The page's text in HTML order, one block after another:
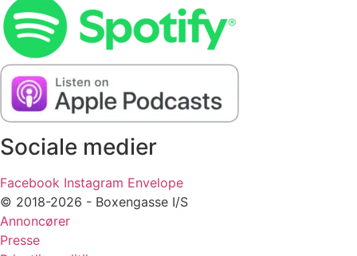
Sociale medier
Facebook Instagram Envelope
© 2018-2026 - Boxengasse I/S
Annoncører
Presse